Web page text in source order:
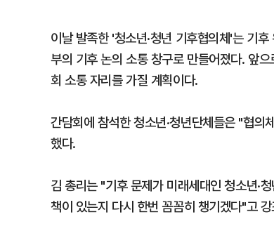
이날 발족한 '청소년·청년 기후협의체'는 기
부의 기후 논의 소통 창구로 만들어졌다. 앞
회 소통 자리를 가질 계획이다.
간담회에 참석한 청소년·청년단체들은 "협
했다.
김 총리는 "기후 문제가 미래세대인 청소년·
책이 있는지 다시 한번 꼼꼼히 챙기겠다"고